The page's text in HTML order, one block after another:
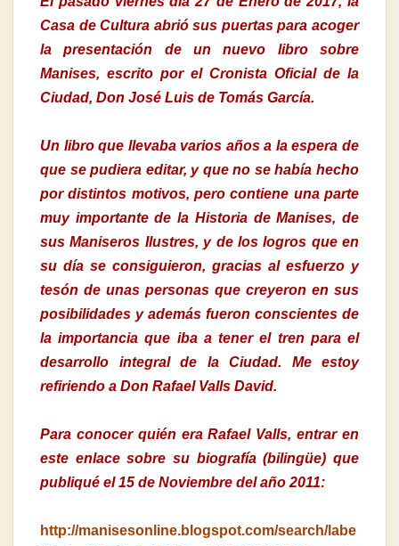
Casa de Cultura abrió sus puertas para acoger
la presentación de un nuevo libro sobre
Manises, escrito por el Cronista Oficial de la
Ciudad, Don José Luis de Tomás García.
Un libro que llevaba varios años a la espera de
que se pudiera editar, y que no se había hecho
por distintos motivos, pero contiene una parte
muy importante de la Historia de Manises, de
sus Maniseros Ilustres, y de los logros que en
su día se consiguieron, gracias al esfuerzo y
tesón de unas personas que creyeron en sus
posibilidades y además fueron conscientes de
la importancia que iba a tener el tren para el
desarrollo integral de la Ciudad. Me estoy
refiriendo a Don Rafael Valls David.
Para conocer quién era Rafael Valls, entrar en
este enlace sobre su biografía (bilingüe) que
publiqué el 15 de Noviembre del año 2011:
http://manisesonline.blogspot.com/search/labe